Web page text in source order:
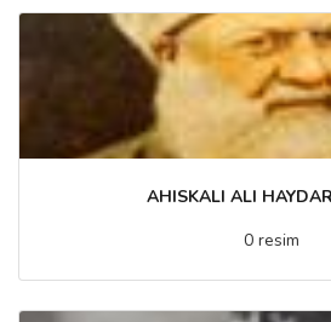
AHISKALI ALI
0 resim